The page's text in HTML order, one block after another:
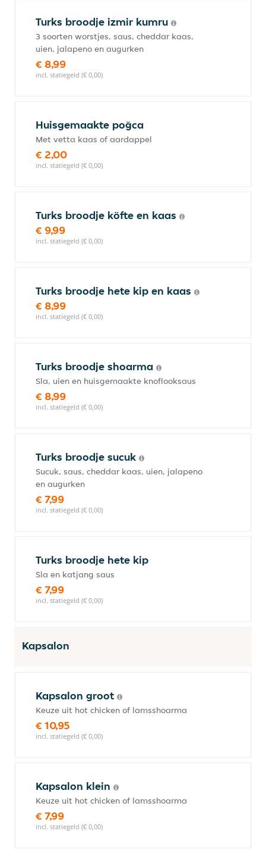
Turks broodje izmir kumru
3 soorten worstjes, saus, cheddar kaas,
uien, jalapeno en augurken
€ 8,99
incl. statiegeld (€ 0,00)
Huisgemaakte poğca
Met vetta kaas of aardappel
€ 2,00
incl. statiegeld (€ 0,00)
Turks broodje köfte en kaas
€ 9,99
incl. statiegeld (€ 0,00)
Turks broodje hete kip en kaas
€ 8,99
incl. statiegeld (€ 0,00)
Turks broodje shoarma
Sla, uien en huisgemaakte knoflooksaus
€ 8,99
incl. statiegeld (€ 0,00)
Turks broodje sucuk
Sucuk, saus, cheddar kaas, uien, jalapeno
en augurken
€ 7,99
incl. statiegeld (€ 0,00)
Turks broodje hete kip
Sla en katjang saus
€ 7,99
incl. statiegeld (€ 0,00)
Kapsalon
Kapsalon groot
Keuze uit hot chicken of lamsshoarma
€ 10,95
incl. statiegeld (€ 0,00)
Kapsalon klein
Keuze uit hot chicken of lamsshoarma
€ 7,99
incl. statiegeld (€ 0,00)